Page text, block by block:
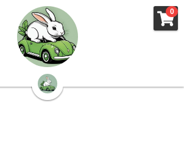
0
（トップ）
ログ）
プライバシーポリシー・プロフィ
×
ストアカテゴリー
ゴリー
×
ブログカテゴリー